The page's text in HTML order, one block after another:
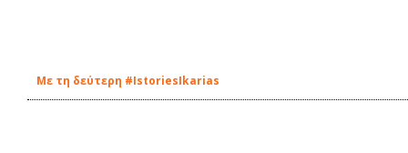
Με τη δεύτερη #IstoriesIkarias